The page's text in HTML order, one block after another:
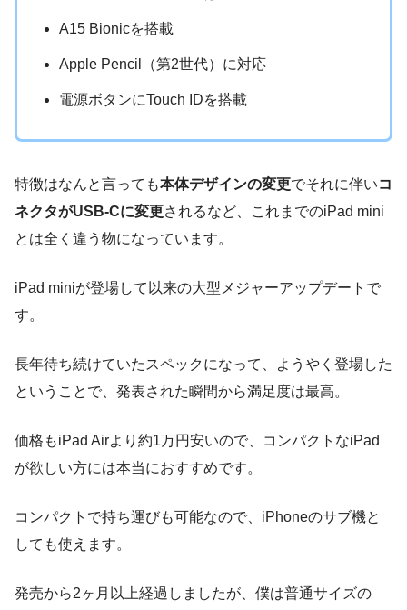
A15 Bionicを搭載
Apple Pencil（第2世代）に対応
電源ボタンにTouch IDを搭載
特徴はなんと言っても本体デザインの変更でそれに伴いコ
ネクタがUSB-Cに変更されるなど、これまでのiPad mini
とは全く違う物になっています。
iPad miniが登場して以来の大型メジャーアップデートで
す。
長年待ち続けていたスペックになって、ようやく登場した
ということで、発表された瞬間から満足度は最高。
価格もiPad Airより約1万円安いので、コンパクトなiPad
が欲しい方には本当におすすめです。
コンパクトで持ち運びも可能なので、iPhoneのサブ機と
しても使えます。
発売から2ヶ月以上経過しましたが、僕は普通サイズの